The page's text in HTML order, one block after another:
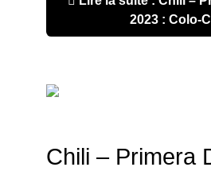
2023 : Colo-
Chili – Primera